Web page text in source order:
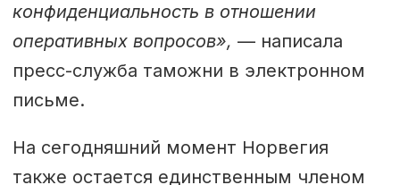
конфиденциальность в отношении
оперативных вопросов», — написала
пресс-служба таможни в электронном
письме.
На сегодняшний момент Норвегия
также остается единственным членом